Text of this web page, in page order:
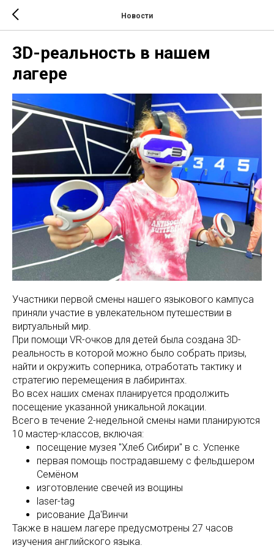
Новости
3D-реальность в нашем
лагере
Участники первой смены нашего языкового кампуса
приняли участие в увлекательном путешествии в
виртуальный мир.
При помощи VR-очков для детей была создана 3D-
реальность в которой можно было собрать призы,
найти и окружить соперника, отработать тактику и
стратегию перемещения в лабиринтах.
Во всех наших сменах планируется продолжить
посещение указанной уникальной локации.
Всего в течение 2-недельной смены нами планируются
10 мастер-классов, включая:
посещение музея "Хлеб Сибири" в с. Успенке
первая помощь пострадавшему с фельдшером
Семёном
изготовление свечей из вощины
laser-tag
рисование Да'Винчи
Также в нашем лагере предусмотрены 27 часов
изучения английского языка.